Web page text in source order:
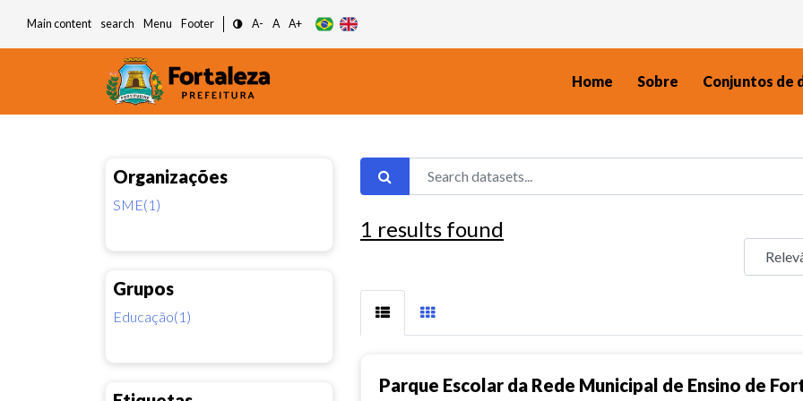
Main content search Menu Footer A- A A+
Home Sobre Conjuntos de
Organizações
SME(1)
Grupos
Educação(1)
1 results found
Parque Escolar da Rede Municipal de Ensino de